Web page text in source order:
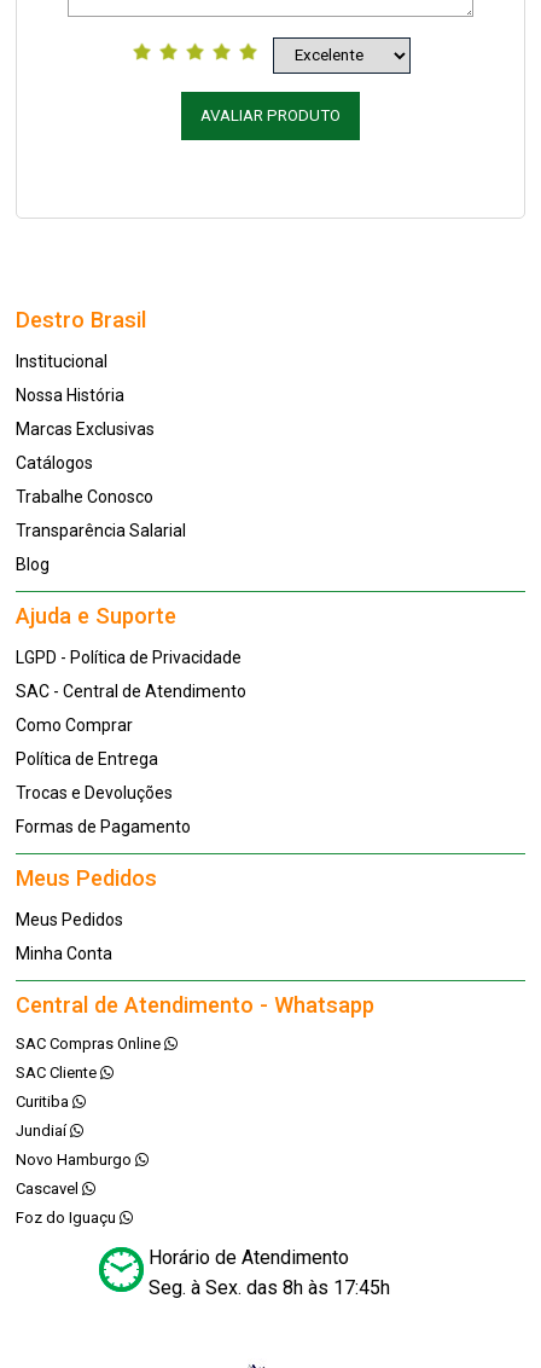
AVALIAR PRODUTO
Destro Brasil
Institucional
Nossa História
Marcas Exclusivas
Catálogos
Trabalhe Conosco
Transparência Salarial
Blog
Ajuda e Suporte
LGPD - Política de Privacidade
SAC - Central de Atendimento
Como Comprar
Política de Entrega
Trocas e Devoluções
Formas de Pagamento
Meus Pedidos
Meus Pedidos
Minha Conta
Central de Atendimento - Whatsapp
SAC Compras Online
SAC Cliente
Curitiba
Jundiaí
Novo Hamburgo
Cascavel
Foz do Iguaçu
Horário de Atendimento
Seg. à Sex. das 8h às 17:45h